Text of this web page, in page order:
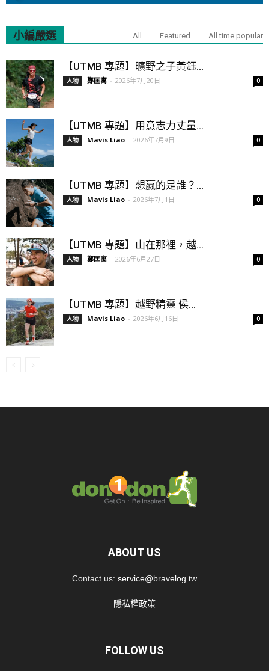
小編嚴選 All Featured All time popular
【UTMB 專題】曠野之子黃鈺...
人物 鄭匡寓 - 2026年7月20日 0
【UTMB 專題】用意志力丈量...
人物 Mavis Liao - 2026年7月9日 0
【UTMB 專題】想贏的是誰？...
人物 Mavis Liao - 2026年7月1日 0
【UTMB 專題】山在那裡，越...
人物 鄭匡寓 - 2026年6月27日 0
【UTMB 專題】越野精靈 侯...
人物 Mavis Liao - 2026年6月16日 0
ABOUT US
Contact us: service@bravelog.tw
隱私權政策
FOLLOW US